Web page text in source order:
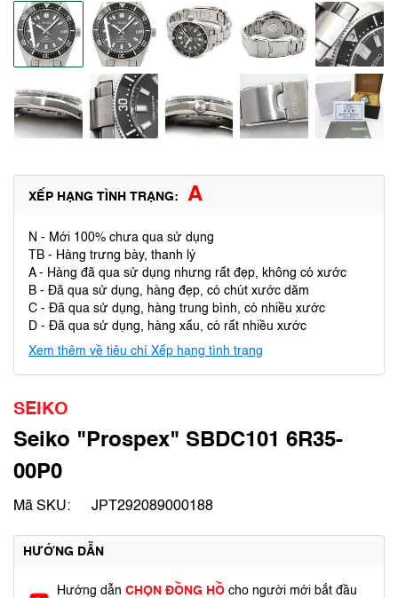
XẾP HẠNG TÌNH TRẠNG: A
N - Mới 100% chưa qua sử dụng
TB - Hàng trưng bày, thanh lý
A - Hàng đã qua sử dụng nhưng rất đẹp, không có xước
B - Đã qua sử dụng, hàng đẹp, có chút xước dăm
C - Đã qua sử dụng, hàng trung bình, có nhiều xước
D - Đã qua sử dụng, hàng xấu, có rất nhiều xước
Xem thêm về tiêu chí Xếp hạng tình trạng
SEIKO
Seiko "Prospex" SBDC101 6R35-
00P0
Mã SKU: JPT292089000188
HƯỚNG DẪN
Hướng dẫn CHỌN ĐỒNG HỒ cho người mới bắt đầu